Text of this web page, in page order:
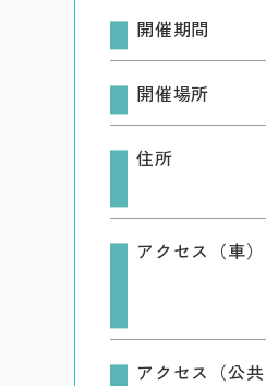
開催期間
開催場所
住所
アクセス（車）
アクセス（公共